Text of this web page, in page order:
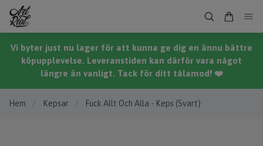
Vi byter just nu lager för att kunna ge dig en ännu bättre
köpupplevelse. Leveranstiden kan därför vara något
längre än vanligt. Tack för ditt tålamod! ❤️
Hem / Kepsar / Fuck Allt Och Alla - Keps (Svart)